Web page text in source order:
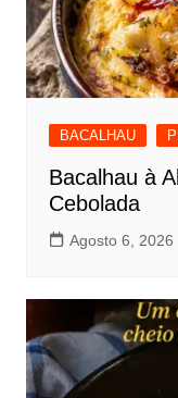
BACALHAU
Bacalhau à
Cebolada
Agosto 6, 2026